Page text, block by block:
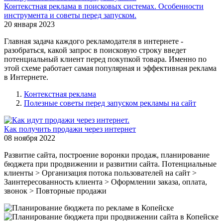
Контекстная реклама в поисковых системах. Особенности
инструмента и советы перед запуском.
20 января 2023
Главная задача каждого рекламодателя в интернете -
разобраться, какой запрос в поисковую строку введет
потенциальный клиент перед покупкой товара. Именно по
этой схеме работает самая популярная и эффективная реклама
в Интернете.
Контекстная реклама
Полезные советы перед запуском рекламы на сайт
Как получить продажи через интернет
08 ноября 2022
Развитие сайта, построение воронки продаж, планирование
бюджета при продвижении и развитии сайта. Потенциальные
клиенты > Организация потока пользователей на сайт >
Заинтересованность клиента > Оформлении заказа, оплата,
звонок > Повторные продажи